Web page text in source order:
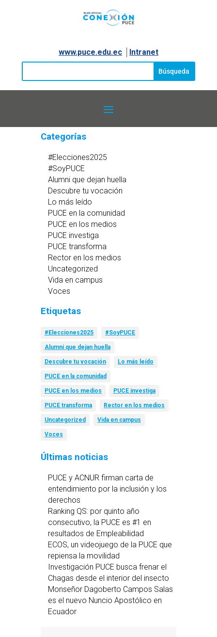
www.puce.edu.ec│ Intranet
Categorías
#Elecciones2025
#SoyPUCE
Alumni que dejan huella
Descubre tu vocación
Lo más leído
PUCE en la comunidad
PUCE en los medios
PUCE investiga
PUCE transforma
Rector en los medios
Uncategorized
Vida en campus
Voces
Etiquetas
#Elecciones2025 #SoyPUCE
Alumni que dejan huella
Descubre tu vocación Lo más leído
PUCE en la comunidad
PUCE en los medios PUCE investiga
PUCE transforma Rector en los medios
Uncategorized Vida en campus
Voces
Últimas noticias
PUCE y ACNUR firman carta de
entendimiento por la inclusión y los
derechos
Ranking QS: por quinto año
consecutivo, la PUCE es #1 en
resultados de Empleabilidad
ECOS, un videojuego de la PUCE que
repiensa la movilidad
Investigación PUCE busca frenar el
Chagas desde el interior del insecto
Monseñor Dagoberto Campos Salas
es el nuevo Nuncio Apostólico en
Ecuador